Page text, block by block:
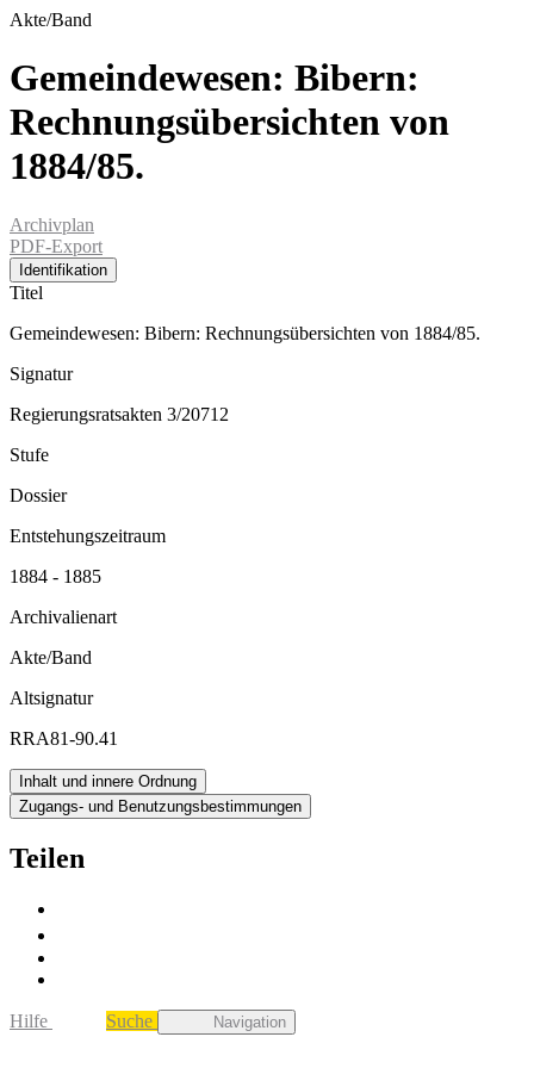
Akte/Band
Gemeindewesen: Bibern:
Rechnungsübersichten von
1884/85.
Archivplan
PDF-Export
Identifikation
Titel
Gemeindewesen: Bibern: Rechnungsübersichten von 1884/85.
Signatur
Regierungsratsakten 3/20712
Stufe
Dossier
Entstehungszeitraum
1884 - 1885
Archivalienart
Akte/Band
Altsignatur
RRA81-90.41
Inhalt und innere Ordnung
Zugangs- und Benutzungsbestimmungen
Teilen
Hilfe Suche Navigation